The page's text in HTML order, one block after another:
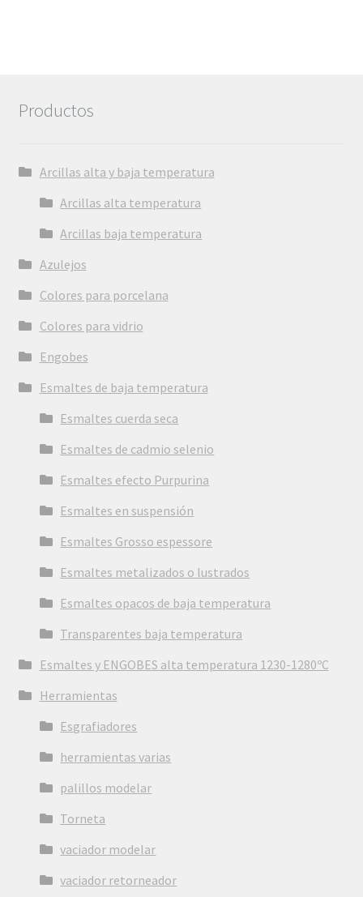
Productos
Arcillas alta y baja temperatura
Arcillas alta temperatura
Arcillas baja temperatura
Azulejos
Colores para porcelana
Colores para vidrio
Engobes
Esmaltes de baja temperatura
Esmaltes cuerda seca
Esmaltes de cadmio selenio
Esmaltes efecto Purpurina
Esmaltes en suspensión
Esmaltes Grosso espessore
Esmaltes metalizados o lustrados
Esmaltes opacos de baja temperatura
Transparentes baja temperatura
Esmaltes y ENGOBES alta temperatura 1230-1280ºC
Herramientas
Esgrafiadores
herramientas varias
palillos modelar
Torneta
vaciador modelar
vaciador retorneador